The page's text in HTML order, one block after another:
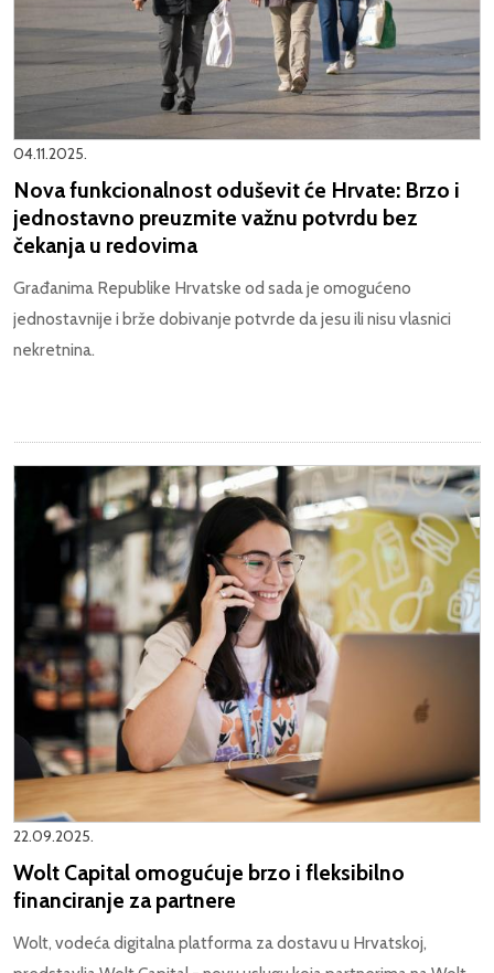
04.11.2025.
Nova funkcionalnost oduševit će Hrvate: Brzo i
jednostavno preuzmite važnu potvrdu bez
čekanja u redovima
Građanima Republike Hrvatske od sada je omogućeno
jednostavnije i brže dobivanje potvrde da jesu ili nisu vlasnici
nekretnina.
22.09.2025.
Wolt Capital omogućuje brzo i fleksibilno
financiranje za partnere
Wolt, vodeća digitalna platforma za dostavu u Hrvatskoj,